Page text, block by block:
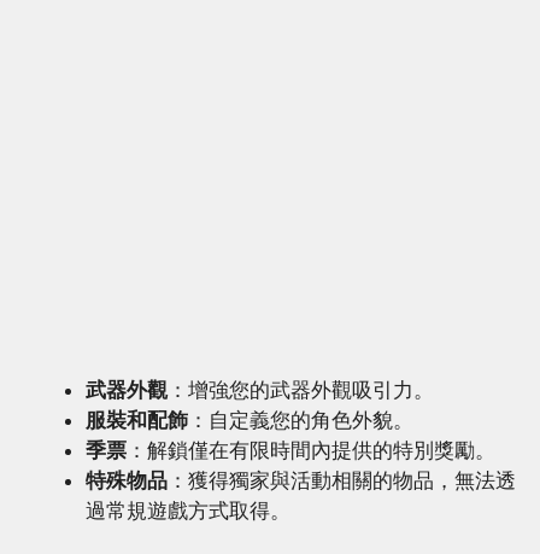
武器外觀：增強您的武器外觀吸引力。
服裝和配飾 ：自定義您的角色外貌。
季票 ：解鎖僅在有限時間內提供的特別獎勵。
特殊物品 ：獲得獨家與活動相關的物品，無法透
過常規遊戲方式取得。